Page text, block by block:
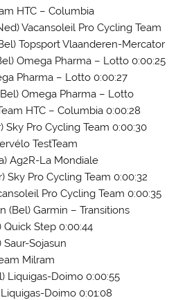
HTC – Columbia
Vacansoleil Pro Cycling Team
Topsport Vlaanderen-Mercator
Omega Pharma – Lotto 0:00:25
Pharma – Lotto 0:00:27
Omega Pharma – Lotto
HTC – Columbia 0:00:28
Sky Pro Cycling Team 0:00:30
TestTeam
Ag2R-La Mondiale
Sky Pro Cycling Team 0:00:32
Pro Cycling Team 0:00:35
(Bel) Garmin – Transitions
Step 0:00:44
Saur-Sojasun
Milram
Liquigas-Doimo 0:00:55
Doimo 0:01:08